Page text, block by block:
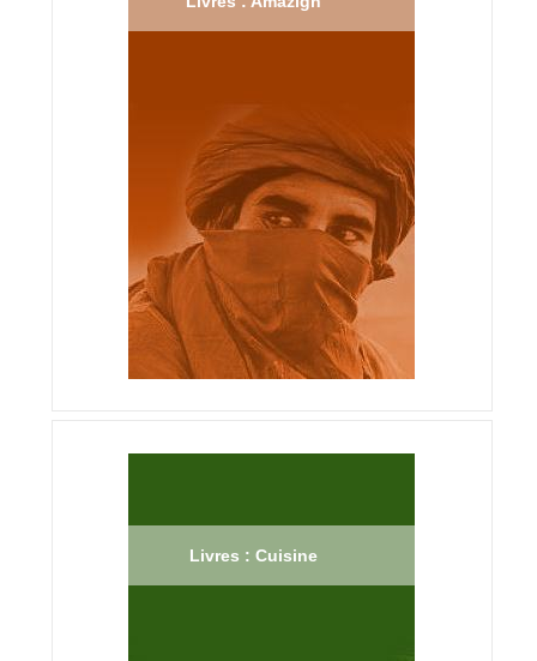
Livres : Cuisine